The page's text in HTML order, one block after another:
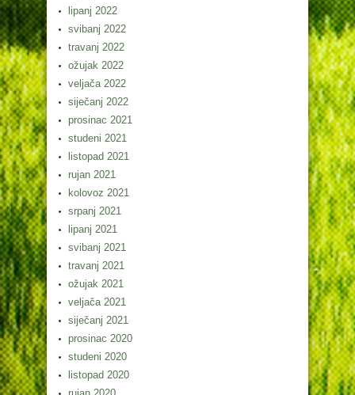
lipanj 2022
svibanj 2022
travanj 2022
ožujak 2022
veljača 2022
siječanj 2022
prosinac 2021
studeni 2021
listopad 2021
rujan 2021
kolovoz 2021
srpanj 2021
lipanj 2021
svibanj 2021
travanj 2021
ožujak 2021
veljača 2021
siječanj 2021
prosinac 2020
studeni 2020
listopad 2020